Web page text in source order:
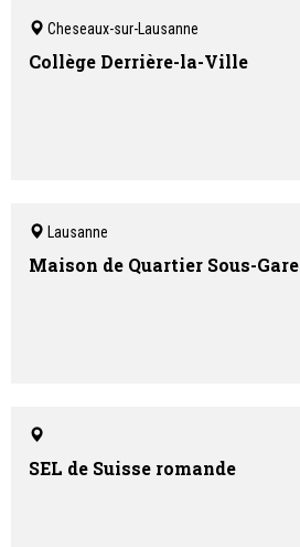
Cheseaux-sur-Lausanne
Collège Derrière-la-Ville
Lausanne
Maison de Quartier Sous-Gare
SEL de Suisse romande